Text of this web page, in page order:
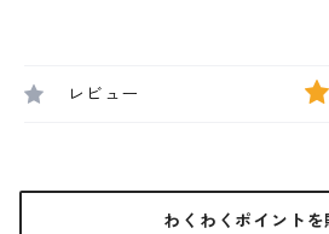
レビュー
わくわくポイントを